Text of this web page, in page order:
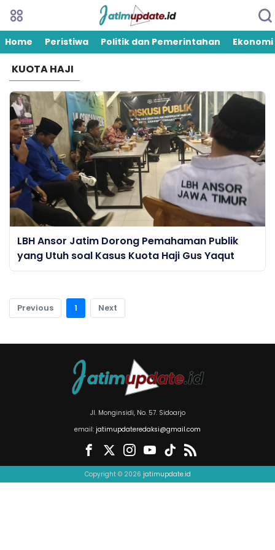
Home Peristiwa Politik dan Pemerintahan Ekonomi
KUOTA HAJI
LBH Ansor Jatim Dorong Pemahaman Publik
yang Utuh soal Kasus Kuota Haji Gus Yaqut
Previous 1 Next
Jl. Monginsidi, No. 57. Sidoarjo
email: jatimupdateredaksi@gmail.com
Copyright © 2026 jatimupdate.id